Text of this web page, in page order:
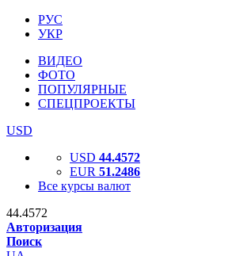
РУС
УКР
ВИДЕО
ФОТО
ПОПУЛЯРНЫЕ
СПЕЦПРОЕКТЫ
USD
USD 44.4572
EUR 51.2486
Все курсы валют
44.4572
Авторизация
Поиск